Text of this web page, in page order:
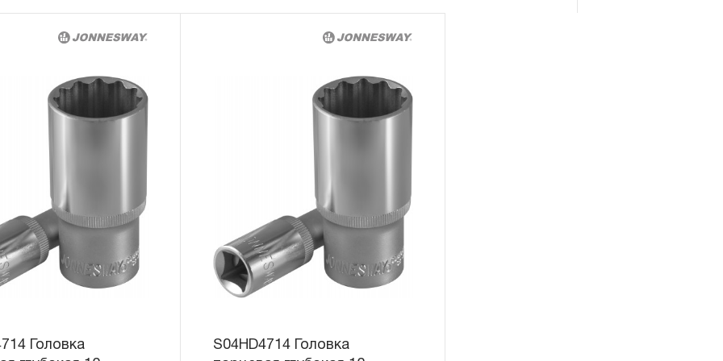
«ограниченной гарантии», в ДВЕНАДЦАТЬ месяцев с начала
эксплуатации всех типов инструмента, которые перечислены в п.3.4
гидравлического, измерительного и т.п. распространяется понятие
«ограниченная гарантия»:
месяцев.
3.4.2 На измерительный и диагностический инструмент, включая
манометры, компрессометры, тестеры, рулетки, динамометрические
ключи, усилители крутящего момента и т.п. устанавливается
ограниченный срок гарантии в ДВЕНАДЦАТЬ месяцев, если не
Головка
S04HD4714 Головка